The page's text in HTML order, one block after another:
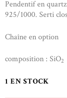
Pendentif en
925/1000. Serti
Chaîne en option
composition : SiO2
1 EN STOCK